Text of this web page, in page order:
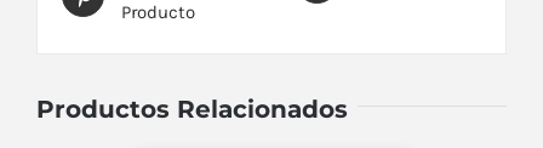
Producto
Productos Relacionados